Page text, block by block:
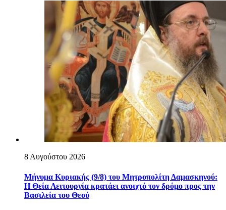
8 Αυγούστου 2026
Μήνυμα Κυριακής (9/8) του Μητροπολίτη Δαμασκηνού:
Η Θεία Λειτουργία κρατάει ανοιχτό τον δρόμο προς την
Βασιλεία του Θεού